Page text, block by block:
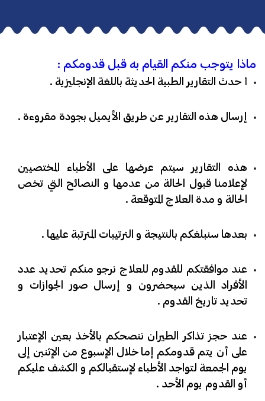
ماذا يتوجب منكم القيام به قبل قدومكم :
أ حدث التقارير الطبية الحديثة باللغة الإنجليزية .
إرسال هذه التقارير عن طريق الأيميل بجودة مقروءة .
​هذه التقارير سيتم عرضها على الأطباء المختصيين
لإعلامنا قبول الحالة من عدمها و النصائح التي تخص
الحالة و مدة العلاج المتوقعة .
​بعدها سنبلغكم بالنتيجة و الترتيبات المترتبة عليها .
​عند موافقتكم للقدوم للعلاج نرجو منكم تحديد عدد
الأفراد الذين سيحضرون و إرسال صور الجوازات و
تحديد تاريخ القدوم .
​عند حجز تذاكر الطيران ننصحكم بالأخذ بعين الإعتبار
على أن يتم قدومكم إما خلال الإسبوع من الإثنين إلى
يوم الجمعة لتواجد الأطباء لإستقبالكم و الكشف عليكم
أو القدوم يوم الأحد .